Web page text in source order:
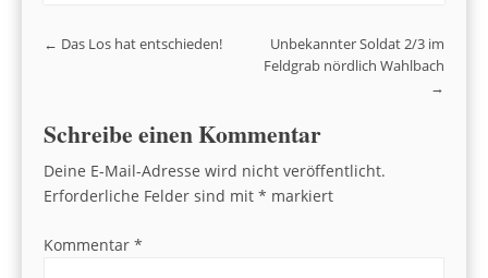
Post navigation
← Das Los hat entschieden!
Unbekannter Soldat 2/3 im
Feldgrab nördlich Wahlbach
→
Schreibe einen Kommentar
Deine E-Mail-Adresse wird nicht veröffentlicht.
Erforderliche Felder sind mit * markiert
Kommentar *